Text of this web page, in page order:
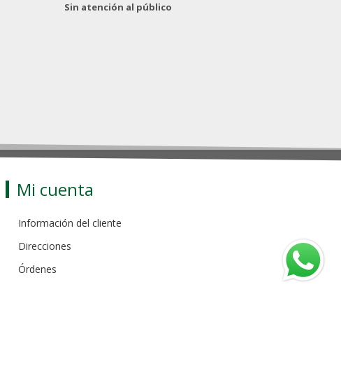
Sin atención al público
Mi cuenta
Información del cliente
Direcciones
Órdenes